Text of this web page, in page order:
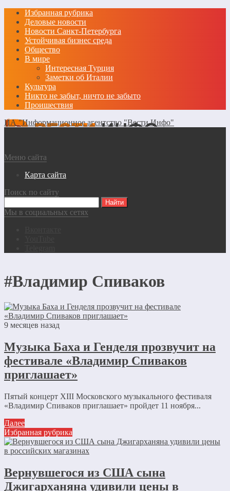
Избранная рубрика
Деловые новости
Новости Санкт-Петербурга
Устойчивая бизнес среда
Общество
В мире
Интересная Турция
Заметки об Италии
Культура
Никто не забыт, ничто не забыто
Проишествия
ИА "Информационное агентство "Вести Инфо"
Меню сайта
Карта сайта
Поиск по сайту
Мы в социальных сетях
#Владимир Спиваков
9 месяцев назад
Музыка Баха и Генделя прозвучит на
фестивале «Владимир Спиваков
приглашает»
Пятый концерт XIII Московского музыкального фестиваля
«Владимир Спиваков приглашает» пройдет 11 ноября...
Далее
Избранная рубрика
Вернувшегося из США сына
Джигарханяна удивили цены в